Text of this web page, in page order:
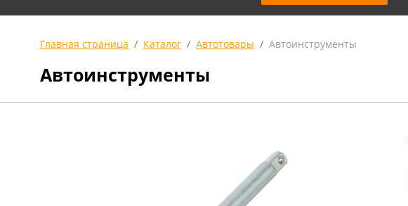
Главная страница Каталог Автотовары Автоинструменты
Автоинструменты